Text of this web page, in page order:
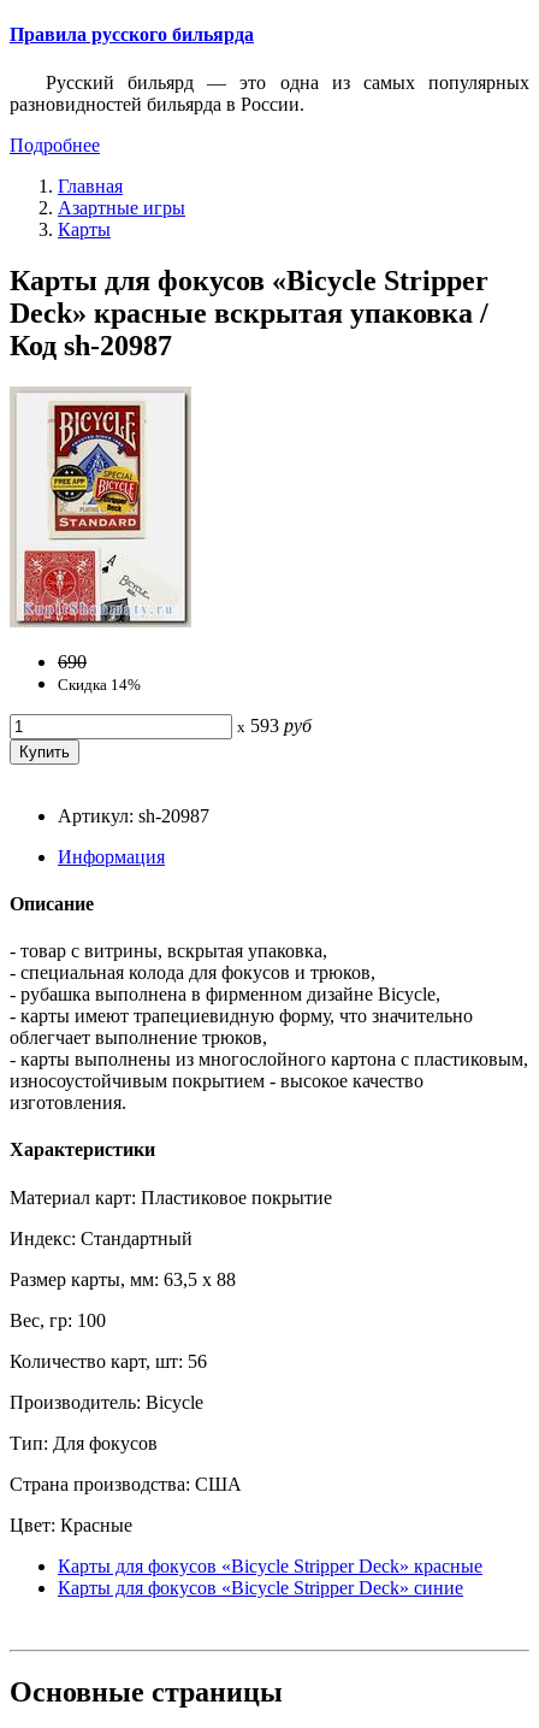
Правила русского бильярда
Русский бильярд — это одна из самых популярных
разновидностей бильярда в России.
Подробнее
Главная
Азартные игры
Карты
Карты для фокусов «Bicycle Stripper
Deck» красные вскрытая упаковка /
Код sh-20987
690
Скидка 14%
x 593 руб
Артикул: sh-20987
Информация
Описание
- товар с витрины, вскрытая упаковка,
- специальная колода для фокусов и трюков,
- рубашка выполнена в фирменном дизайне Bicycle,
- карты имеют трапециевидную форму, что значительно
облегчает выполнение трюков,
- карты выполнены из многослойного картона с пластиковым,
износоустойчивым покрытием - высокое качество
изготовления.
Характеристики
Материал карт: Пластиковое покрытие
Индекс: Стандартный
Размер карты, мм: 63,5 x 88
Вес, гр: 100
Количество карт, шт: 56
Производитель: Bicycle
Тип: Для фокусов
Страна производства: США
Цвет: Красные
Карты для фокусов «Bicycle Stripper Deck» красные
Карты для фокусов «Bicycle Stripper Deck» синие
Основные страницы